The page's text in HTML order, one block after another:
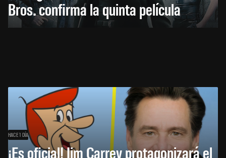
Bros. confirma la quinta película
HACE 1 DÍA
¡Es oficial! Jim Carrey protagonizará el